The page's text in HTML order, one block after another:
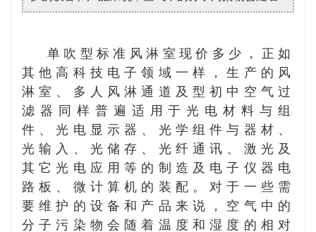
单吹型标准风淋室现价多少
，正如
其他高科技电子领域一样，生产的风
淋室、多人风淋通道及型初中空气过
滤器同样普遍适用于光电材料与组
件、光电显示器、光学组件与器材、
光输入、光储存、光纤通讯、激光及
其它光电应用等的制造及电子仪器电
路板、微计算机的装配。对于一些需
要维护的设备和产品来说，空气中的
分子污染物会随着温度和湿度的相对